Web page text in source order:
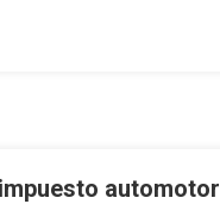
automotor